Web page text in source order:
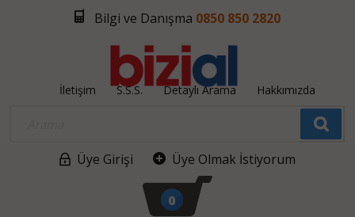
Bilgi ve Danışma 0850 850 2820
İletişim S.S.S. Detaylı Arama Hakkımızda
Üye Girişi Üye Olmak İstiyorum
0